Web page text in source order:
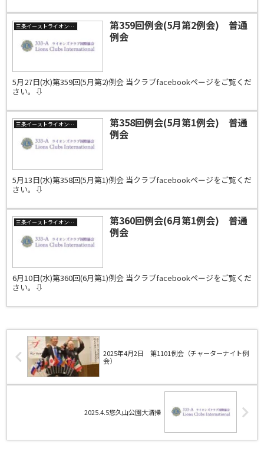
三条イーストライオンズクラブ
第359回例会(5月第2例会) 普通
例会
5月27日(水)第359回(5月第2)例会 当クラブfacebookページをご覧くだ
さい。⇩
三条イーストライオンズクラブ
第358回例会(5月第1例会) 普通
例会
5月13日(水)第358回(5月第1)例会 当クラブfacebookページをご覧くだ
さい。⇩
三条イーストライオンズクラブ
第360回例会(6月第1例会) 普通
例会
6月10日(水)第360回(6月第1)例会 当クラブfacebookページをご覧くだ
さい。⇩
2025年4月2日 第1101例会（チャーターナイト例
会）
2025.4.5悠久山公園大清掃